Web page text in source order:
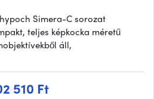
Simera-C sorozat
teljes képkocka méretű
áll,
510 Ft